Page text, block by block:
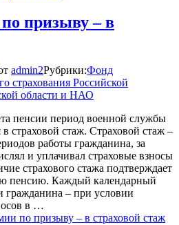
призыву – в
admin2Рубрики:Фонд
страхования Российской
области и НАО
пенсии период военной службы
страховой стаж. Страховой стаж –
работы гражданина, за
и уплачивал страховые взносы
страхового стажа подтверждает
пенсию. Каждый календарный
гражданина – при условии
в …
по призыву – в страховой стаж